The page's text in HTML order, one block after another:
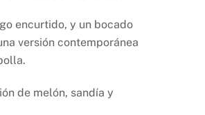
encurtido, y un bocado
versión contemporánea
de melón, sandía y